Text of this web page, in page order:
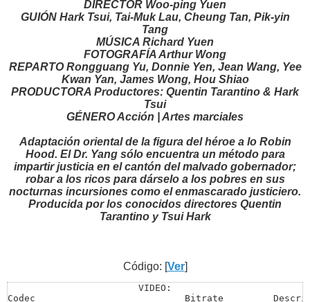
DIRECTOR Woo-ping Yuen
GUIÓN Hark Tsui, Tai-Muk Lau, Cheung Tan, Pik-yin
Tang
MÚSICA Richard Yuen
FOTOGRAFÍA Arthur Wong
REPARTO Rongguang Yu, Donnie Yen, Jean Wang, Yee
Kwan Yan, James Wong, Hou Shiao
PRODUCTORA Productores: Quentin Tarantino & Hark
Tsui
GÉNERO Acción | Artes marciales
Adaptación oriental de la figura del héroe a lo Robin
Hood. El Dr. Yang sólo encuentra un método para
impartir justicia en el cantón del malvado gobernador;
robar a los ricos para dárselo a los pobres en sus
nocturnas incursiones como el enmascarado justiciero.
Producida por los conocidos directores Quentin
Tarantino y Tsui Hark
Código: [Ver]
VIDEO:
Codec                           Bitrate